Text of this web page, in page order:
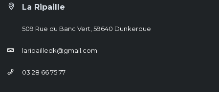
La Ripaille
509 Rue du Banc Vert, 59640 Dunkerque
laripailledk@gmail.com
03 28 66 75 77